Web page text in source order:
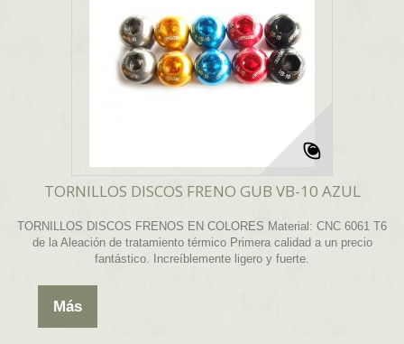
TORNILLOS DISCOS FRENO GUB VB-10 AZUL
TORNILLOS DISCOS FRENOS EN COLORES Material: CNC 6061 T6
de la Aleación de tratamiento térmico Primera calidad a un precio
fantástico. Increíblemente ligero y fuerte.
Más